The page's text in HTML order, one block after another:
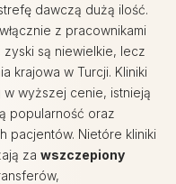
dawczą dużą ilość.
z pracownikami
są niewielkie, lecz
krajowa w Turcji. Kliniki
wyższej cenie, istnieją
popularność oraz
pacjentów. Nietóre kliniki
za wszczepiony